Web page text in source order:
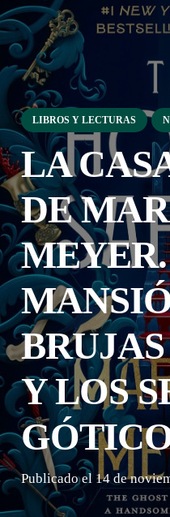
LIBROS Y LECTURAS
LA
DE
Y LOS
Publicado el 14 de